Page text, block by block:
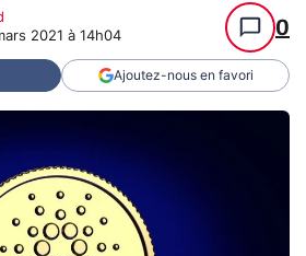
2021 à 14h04 0
Ajoutez-nous en favori